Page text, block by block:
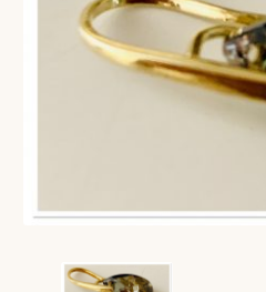
VERZENDKOSTEN
VOLG BESTELLING